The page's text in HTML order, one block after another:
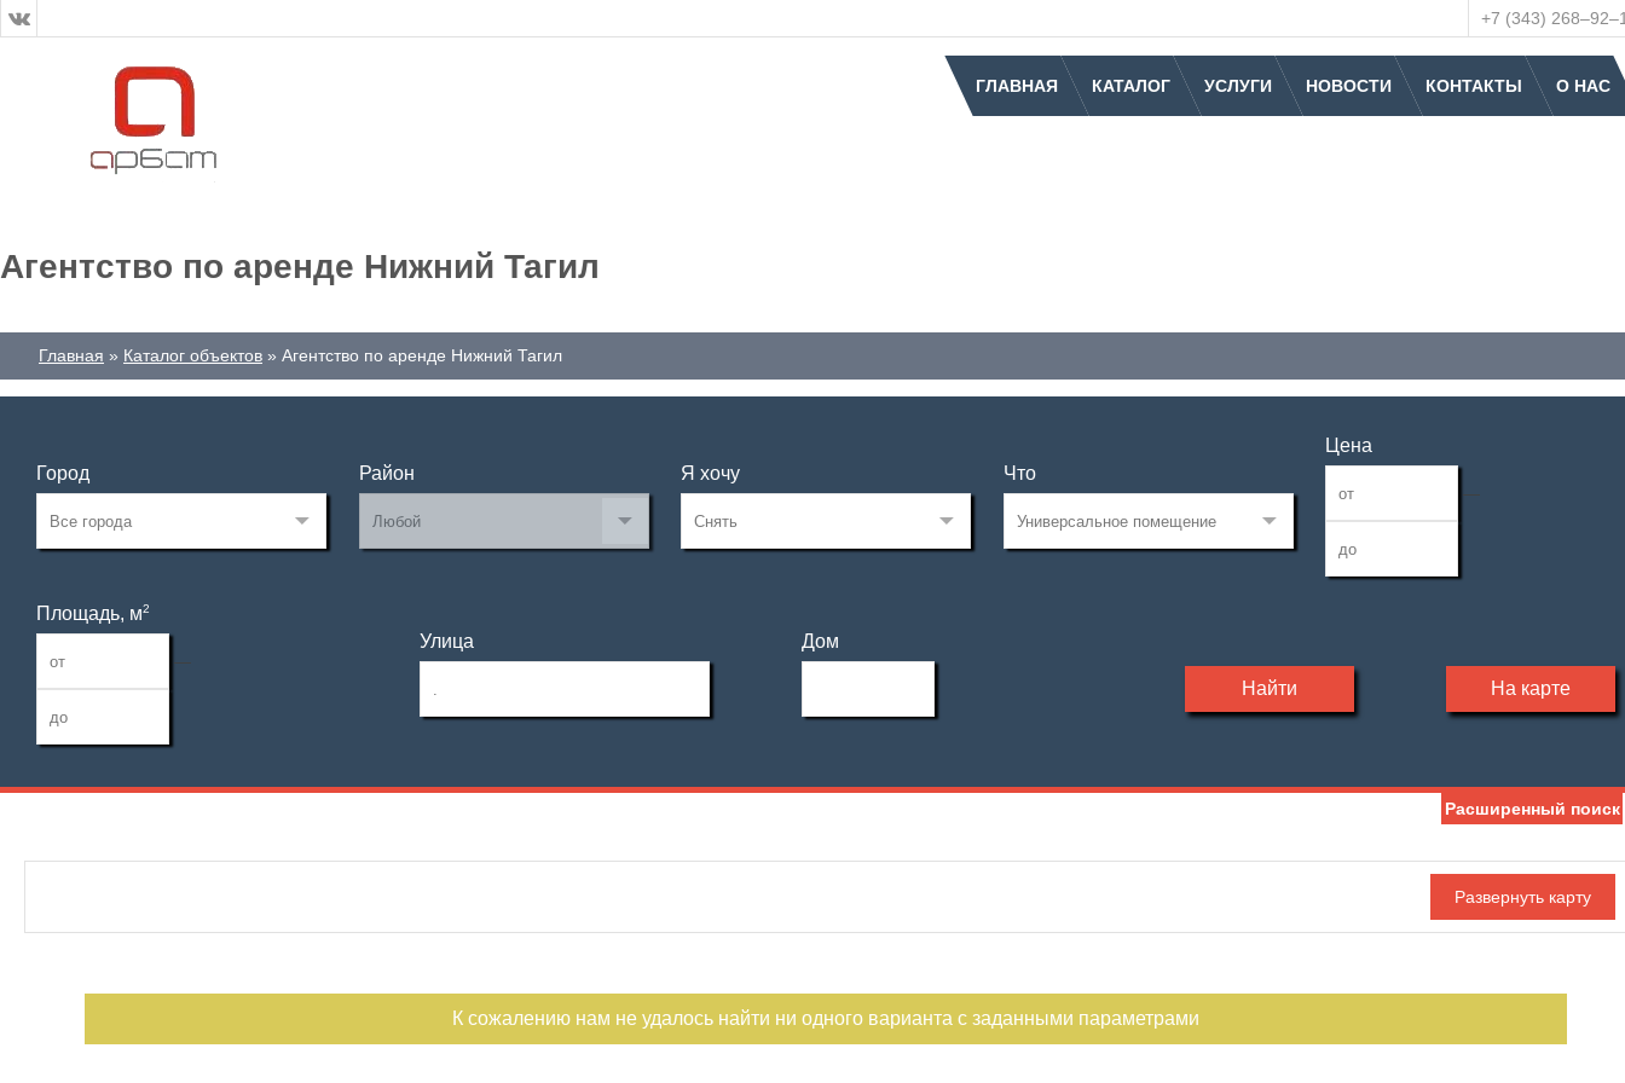
+7 (343)
ГЛАВНАЯ КАТАЛОГ УСЛУГИ НОВОСТИ КОНТАКТЫ О НАС
Агентство по аренде Нижний Тагил
Главная Каталог объектов Агентство по аренде Нижний Тагил
Город Район Я хочу Что
Цена
—
Площадь, м2
—
Улица Дом
Найти На карте
Расширенный поиск
К сожалению нам не удалось найти ни одного варианта с заданными параметрами